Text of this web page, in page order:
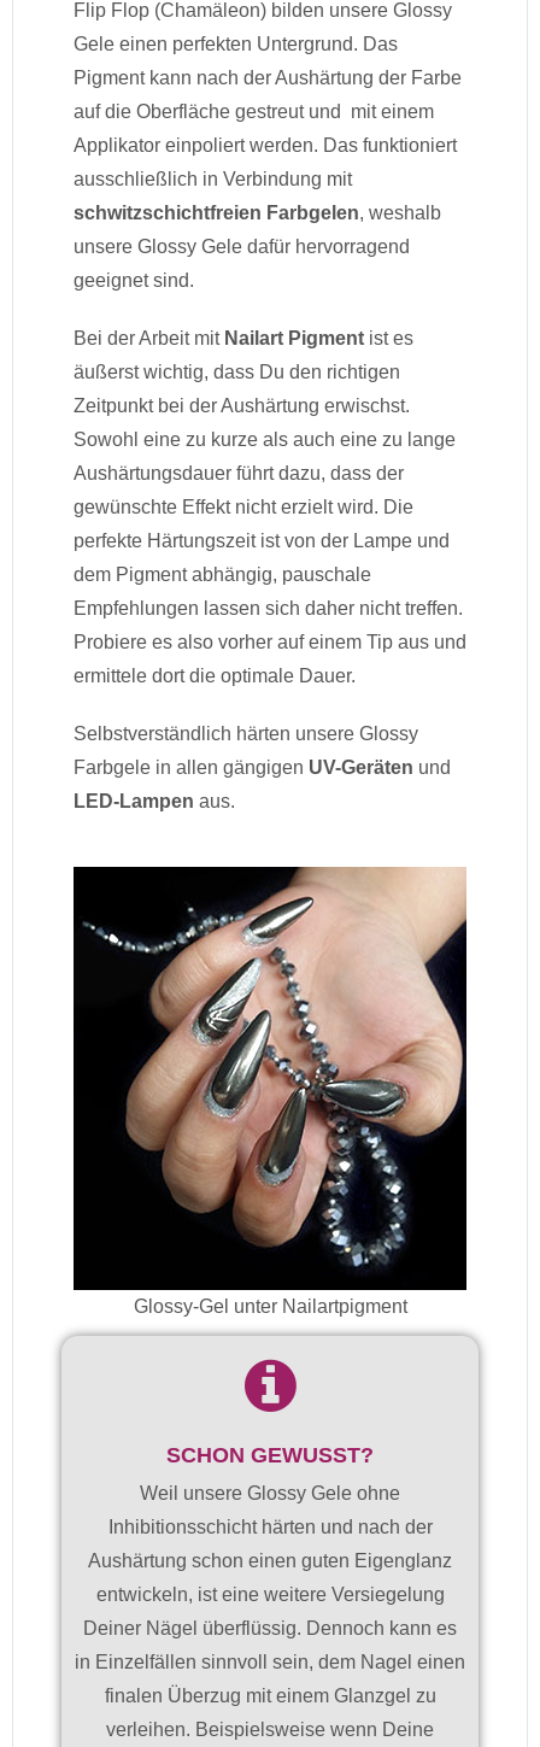
Flip Flop (Chamäleon) bilden unsere Glossy
Gele einen perfekten Untergrund. Das
Pigment kann nach der Aushärtung der Farbe
auf die Oberfläche gestreut und mit einem
Applikator einpoliert werden. Das funktioniert
ausschließlich in Verbindung mit
schwitzschichtfreien Farbgelen, weshalb
unsere Glossy Gele dafür hervorragend
geeignet sind.
Bei der Arbeit mit Nailart Pigment ist es
äußerst wichtig, dass Du den richtigen
Zeitpunkt bei der Aushärtung erwischst.
Sowohl eine zu kurze als auch eine zu lange
Aushärtungsdauer führt dazu, dass der
gewünschte Effekt nicht erzielt wird. Die
perfekte Härtungszeit ist von der Lampe und
dem Pigment abhängig, pauschale
Empfehlungen lassen sich daher nicht treffen.
Probiere es also vorher auf einem Tip aus und
ermittele dort die optimale Dauer.
Selbstverständlich härten unsere Glossy
Farbgele in allen gängigen UV-Geräten und
LED-Lampen aus.
Glossy-Gel unter Nailartpigment
SCHON GEWUSST?
Weil unsere Glossy Gele ohne
Inhibitionsschicht härten und nach der
Aushärtung schon einen guten Eigenglanz
entwickeln, ist eine weitere Versiegelung
Deiner Nägel überflüssig. Dennoch kann es
in Einzelfällen sinnvoll sein, dem Nagel einen
finalen Überzug mit einem Glanzgel zu
verleihen. Beispielsweise wenn Deine